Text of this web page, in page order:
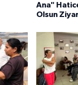
Ana"
Olsun